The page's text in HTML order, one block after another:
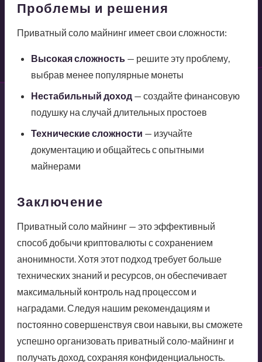
Проблемы и решения
Приватный соло майнинг имеет свои сложности:
Высокая сложность— решите эту проблему,
выбрав менее популярные монеты
Нестабильный доход— создайте финансовую
подушку на случай длительных простоев
Технические сложности — изучайте
документацию и общайтесь с опытными
майнерами
Заключение
Приватный соло майнинг — это эффективный
способ добычи криптовалюты с сохранением
анонимности. Хотя этот подход требует больше
технических знаний и ресурсов, он обеспечивает
максимальный контроль над процессом и
наградами. Следуя нашим рекомендациям и
постоянно совершенствуя свои навыки, вы сможете
успешно организовать приватный соло-майнинг и
получать доход, сохраняя конфиденциальность.